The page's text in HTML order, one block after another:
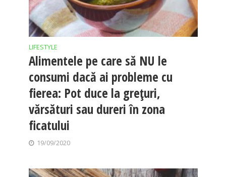
LIFESTYLE
Alimentele pe care să NU le
consumi dacă ai probleme cu
fierea: Pot duce la grețuri,
vărsături sau dureri în zona
ficatului
19/09/2020